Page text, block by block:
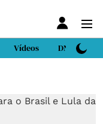
Vídeos DN Sport